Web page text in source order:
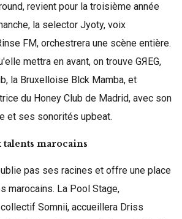
revient pour la troisième année
la selector Jyoty, voix
FM, orchestrera une scène entière.
mettra en avant, on trouve GЯEG,
la Bruxelloise Blck Mamba, et
du Honey Club de Madrid, avec son
et ses sonorités upbeat.
talents marocains
pas ses racines et offre une place
marocains. La Pool Stage,
Somnii, accueillera Driss